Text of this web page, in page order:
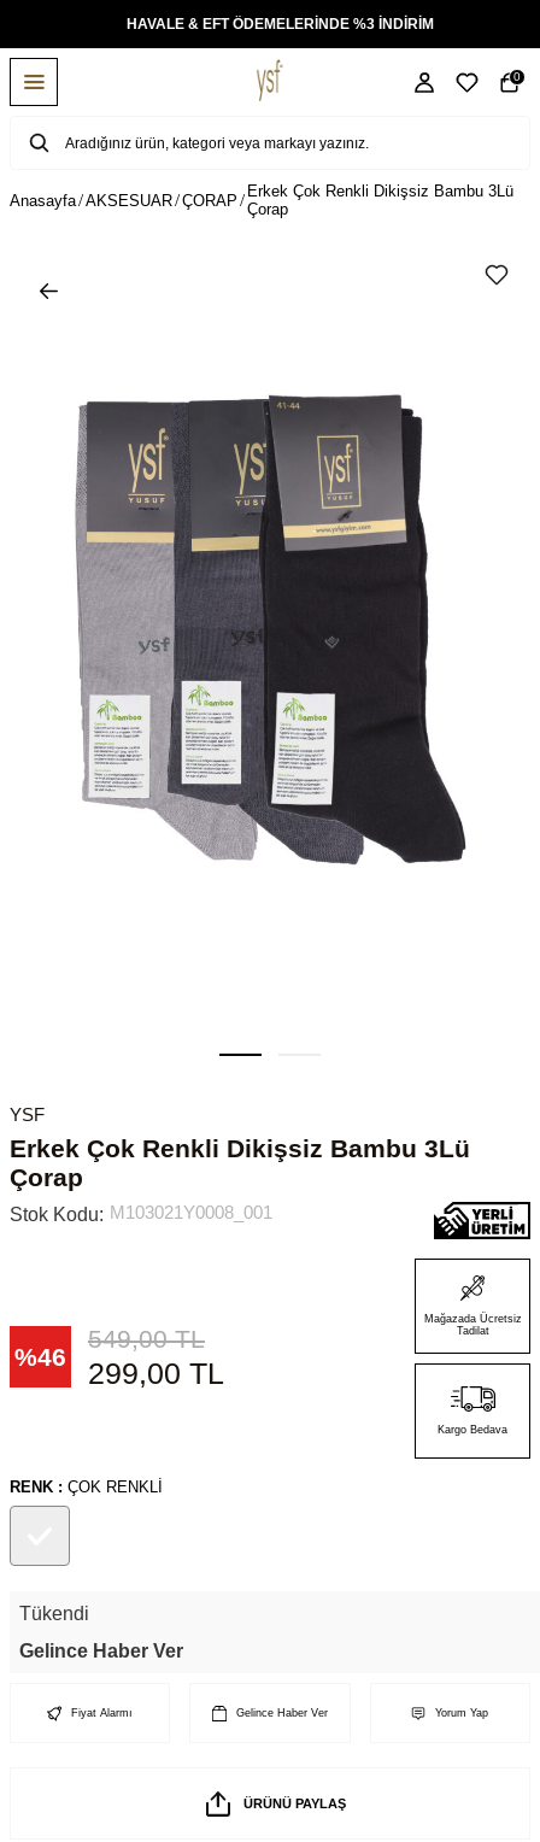
HAVALE & EFT ÖDEMELERİNDE %3 İNDİRİM
0
Anasayfa AKSESUAR ÇORAP
Erkek Çok Renkli Dikişsiz Bambu 3Lü
Çorap
YSF
Erkek Çok Renkli Dikişsiz Bambu 3Lü
Çorap
Stok Kodu: M103021Y0008_001
%46
549,00TL
299,00 TL
Mağazada Ücretsiz
Tadilat
Kargo Bedava
RENK : ÇOK RENKLI
Tükendi
Gelince Haber Ver
Fiyat Alarmı Gelince Haber Ver Yorum Yap
ÜRÜNÜ PAYLAŞ